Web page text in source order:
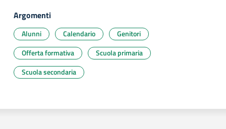
Argomenti
Alunni Calendario
Genitori
Offerta formativa
Scuola primaria
Scuola secondaria